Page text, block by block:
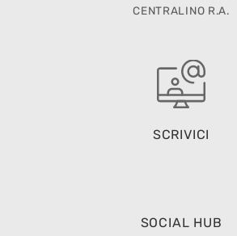
CENTRALINO R.A.
SCRIVICI
SOCIAL HUB